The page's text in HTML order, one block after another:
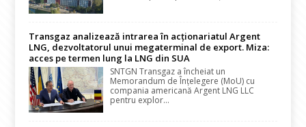
Transgaz analizează intrarea în acționariatul Argent
LNG, dezvoltatorul unui megaterminal de export. Miza:
acces pe termen lung la LNG din SUA
SNTGN Transgaz a încheiat un
Memorandum de Înțelegere (MoU) cu
compania americană Argent LNG LLC
pentru explor...